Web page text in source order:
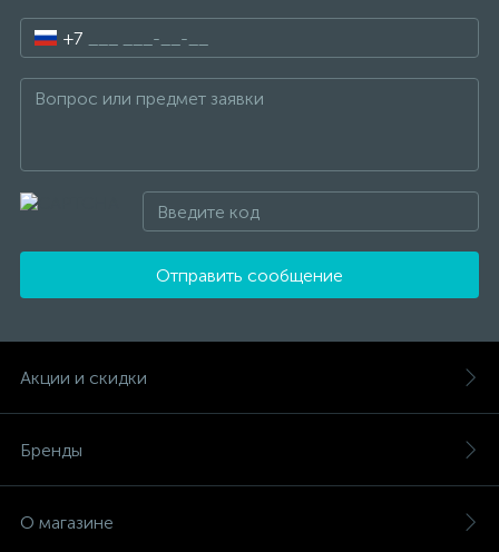
+7
Отправить сообщение
Акции и скидки
Бренды
О магазине